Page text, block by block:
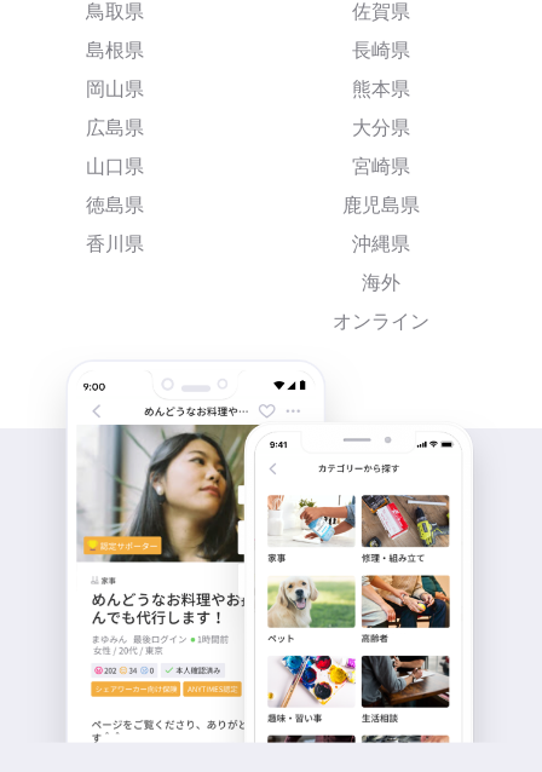
鳥取県
島根県
岡山県
広島県
山口県
徳島県
香川県
佐賀県
長崎県
熊本県
大分県
宮崎県
鹿児島県
沖縄県
海外
オンライン